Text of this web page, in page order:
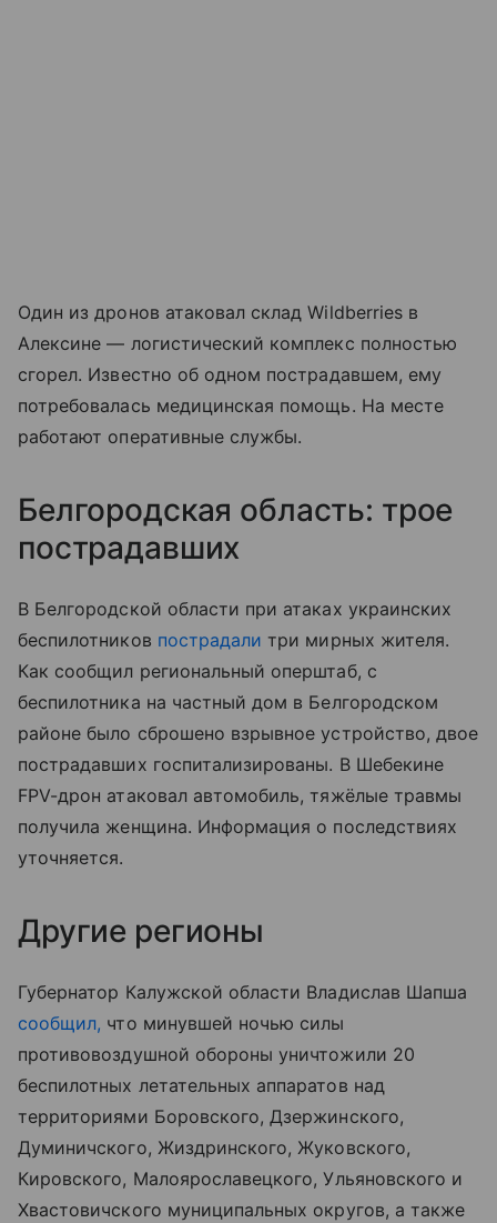
Один из дронов атаковал склад Wildberries в
Алексине — логистический комплекс полностью
сгорел. Известно об одном пострадавшем, ему
потребовалась медицинская помощь. На месте
работают оперативные службы.
Белгородская область: трое
пострадавших
В Белгородской области при атаках украинских
беспилотников пострадали три мирных жителя.
Как сообщил региональный оперштаб, с
беспилотника на частный дом в Белгородском
районе было сброшено взрывное устройство, двое
пострадавших госпитализированы. В Шебекине
FPV-дрон атаковал автомобиль, тяжёлые травмы
получила женщина. Информация о последствиях
уточняется.
Другие регионы
Губернатор Калужской области Владислав Шапша
сообщил, что минувшей ночью силы
противовоздушной обороны уничтожили 20
беспилотных летательных аппаратов над
территориями Боровского, Дзержинского,
Думиничского, Жиздринского, Жуковского,
Кировского, Малоярославецкого, Ульяновского и
Хвастовичского муниципальных округов, а также